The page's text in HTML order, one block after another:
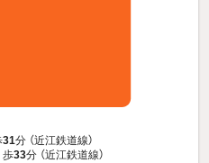
31分 （近江鉄道線）
歩33分 （近江鉄道線）